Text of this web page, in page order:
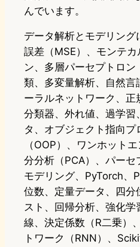
んでいます。
データ解析とモデリン
誤差（MSE）、モンテカ
ン、多層パーセプトロ
類、多変量解析、自然言
ーラルネットワーク、
分類器、外れ値、過学習
タ、オブジェクト指向プ
（OOP）、ワンホット
分分析（PCA）、パーセ
モデリング、PyTorch、
位数、定量データ、四分
スト、回帰分析、強化学
線、決定係数（R二乗）
トワーク（RNN）、